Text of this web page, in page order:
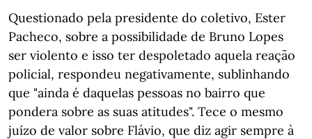
Questionado pela presidente do coletivo, Ester
Pacheco, sobre a possibilidade de Bruno Lopes
ser violento e isso ter despoletado aquela reação
policial, respondeu negativamente, sublinhando
que "ainda é daquelas pessoas no bairro que
pondera sobre as suas atitudes". Tece o mesmo
juízo de valor sobre Flávio, que diz agir sempre à